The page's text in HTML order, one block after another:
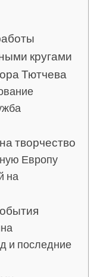
кругами
Тютчева
творчество
Европу
на
и последние